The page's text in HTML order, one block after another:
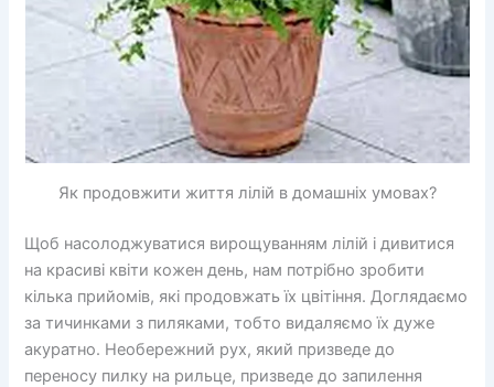
Як продовжити життя лілій в домашніх умовах?
Щоб насолоджуватися вирощуванням лілій і дивитися
на красиві квіти кожен день, нам потрібно зробити
кілька прийомів, які продовжать їх цвітіння. Доглядаємо
за тичинками з пиляками, тобто видаляємо їх дуже
акуратно. Необережний рух, який призведе до
переносу пилку на рильце, призведе до запилення